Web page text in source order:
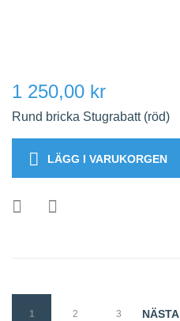
1 250,00 kr
Rund bricka Stugrabatt (röd)
LÄGG I VARUKORGEN
1 2 3 NÄSTA